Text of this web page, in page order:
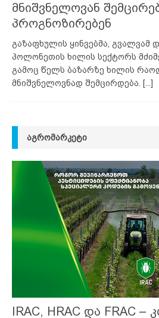
მნიშვნელოვან
პროგნოზირებენ
გაზაფხულის ყინვებმა, გვალვამ
პოლონეთის ხილის სექტორს
გამოც წელს ბაზარზე ხილის
მნიშვნელოვნად შემცირდება.
[...]
ᲐᲒᲠᲝᲛᲐᲠᲙᲔᲢᲘ
IRAC, HRAC და FRAC –